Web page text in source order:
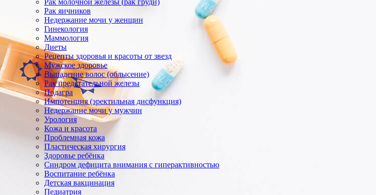
Рак молочной железы (рак груди)
Рак яичников
Недержание мочи у женщин
Гинекология
Маммология
Диеты
Рецепты здоровья и красоты от звезд
Мужское здоровье
Выпадение волос (облысение)
Рак предстательной железы
Подагра
Импотенция (эректильная дисфункция)
Недержание мочи у мужчин
Урология
Кожа и красота
Проблемная кожа
Пластическая хирургия
Здоровье ребёнка
Синдром дефицита внимания с гиперактивностью
Воспитание ребёнка
Детская вакцинация
Педиатрия